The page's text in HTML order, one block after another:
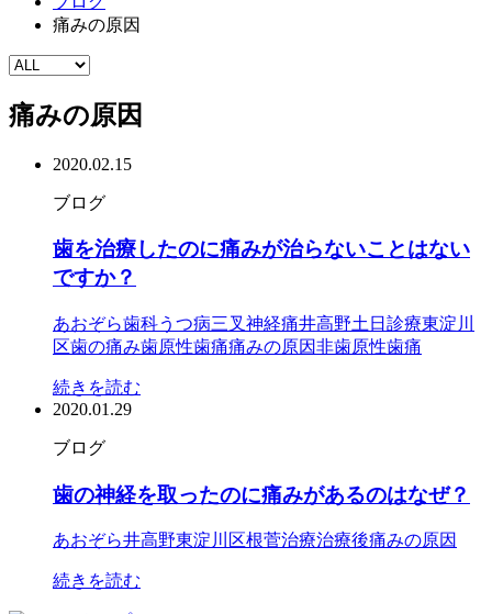
痛みの原因
痛みの原因
2020.02.15
ブログ
歯を治療したのに痛みが治らないことはない
ですか？
あおぞら歯科うつ病三叉神経痛井高野土日診療東淀川
区歯の痛み歯原性歯痛痛みの原因非歯原性歯痛
続きを読む
2020.01.29
ブログ
歯の神経を取ったのに痛みがあるのはなぜ？
あおぞら井高野東淀川区根菅治療治療後痛みの原因
続きを読む